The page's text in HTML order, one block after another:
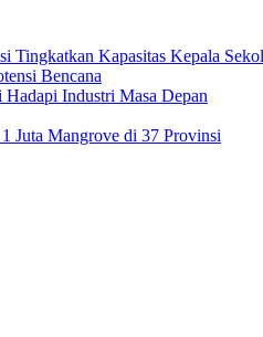
Kapasitas Kepala
Bencana
Industri Masa Depan
Juta Mangrove di 37 Provinsi